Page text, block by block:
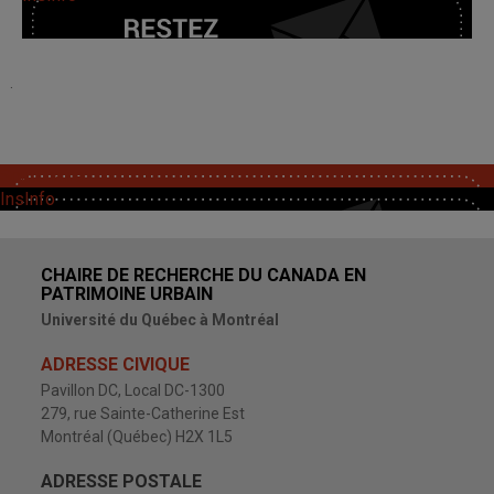
SoutChaire
InsInfo
CHAIRE DE RECHERCHE DU CANADA EN
PATRIMOINE URBAIN
Université du Québec à Montréal
ADRESSE CIVIQUE
Pavillon DC, Local DC-1300
279, rue Sainte-Catherine Est
Montréal (Québec) H2X 1L5
ADRESSE POSTALE